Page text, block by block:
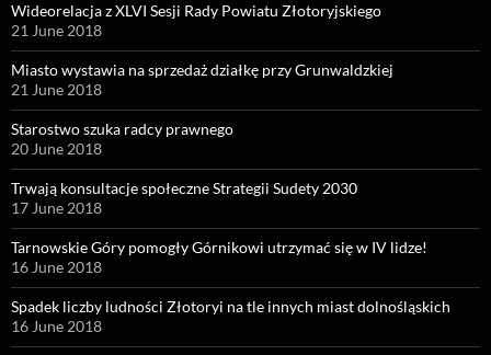
Wideorelacja z XLVI Sesji Rady Powiatu Złotoryjskiego
21 June 2018
Miasto wystawia na sprzedaż działkę przy Grunwaldzkiej
21 June 2018
Starostwo szuka radcy prawnego
20 June 2018
Trwają konsultacje społeczne Strategii Sudety 2030
17 June 2018
Tarnowskie Góry pomogły Górnikowi utrzymać się w IV lidze!
16 June 2018
Spadek liczby ludności Złotoryi na tle innych miast dolnośląskich
16 June 2018